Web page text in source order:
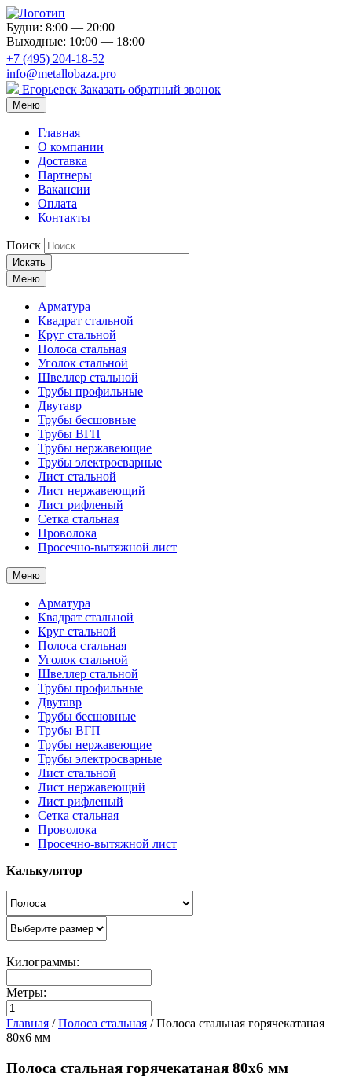
Будни: 8:00 — 20:00
Выходные: 10:00 — 18:00
+7 (495) 204-18-52
info@metallobaza.pro
Егорьевск Заказать обратный звонок
Меню
Главная
О компании
Доставка
Партнеры
Вакансии
Оплата
Контакты
Поиск
Искать
Меню
Арматура
Квадрат стальной
Круг стальной
Полоса стальная
Уголок стальной
Швеллер стальной
Трубы профильные
Двутавр
Трубы бесшовные
Трубы ВГП
Трубы нержавеющие
Трубы электросварные
Лист стальной
Лист нержавеющий
Лист рифленый
Сетка стальная
Проволока
Просечно-вытяжной лист
Меню
Арматура
Квадрат стальной
Круг стальной
Полоса стальная
Уголок стальной
Швеллер стальной
Трубы профильные
Двутавр
Трубы бесшовные
Трубы ВГП
Трубы нержавеющие
Трубы электросварные
Лист стальной
Лист нержавеющий
Лист рифленый
Сетка стальная
Проволока
Просечно-вытяжной лист
Калькулятор
Килограммы:
Метры:
Главная /Полоса стальная /Полоса стальная горячекатаная
80х6 мм
Полоса стальная горячекатаная 80х6 мм